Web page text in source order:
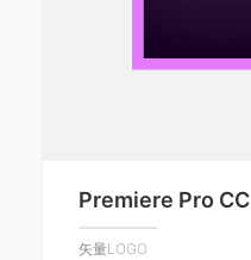
Premiere Pro CC
矢量LOGO